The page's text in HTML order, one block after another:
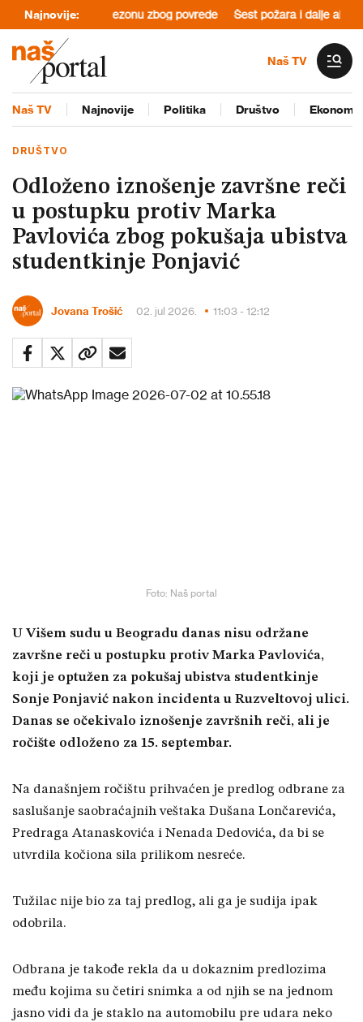
Najnovije:
završio sezonu zbog povrede Šest požara i dalje aktivno u
Naš TV
Naš TV Najnovije Politika Društvo
DRUŠTVO
Odloženo iznošenje završne reči
u postupku protiv Marka
Pavlovića zbog pokušaja ubistva
studentkinje Ponjavić
Jovana Trošić 02. jul 2026. 11:03 - 12:12
Foto: Naš portal
U Višem sudu u Beogradu danas nisu održane
završne reči u postupku protiv Marka Pavlovića,
koji je optužen za pokušaj ubistva studentkinje
Sonje Ponjavić nakon incidenta u Ruzveltovoj ulici.
Danas se očekivalo iznošenje završnih reči, ali je
ročište odloženo za 15. septembar.
Na današnjem ročištu prihvaćen je predlog odbrane za
saslušanje saobraćajnih veštaka Dušana Lončarevića,
Predraga Atanaskovića i Nenada Dedovića, da bi se
utvrdila kočiona sila prilikom nesreće.
Tužilac nije bio za taj predlog, ali ga je sudija ipak
odobrila.
Odbrana je takođe rekla da u dokaznim predlozima
među kojima su četiri snimka a od njih se na jednom
jasno vidi da je staklo na automobilu pre udara neko